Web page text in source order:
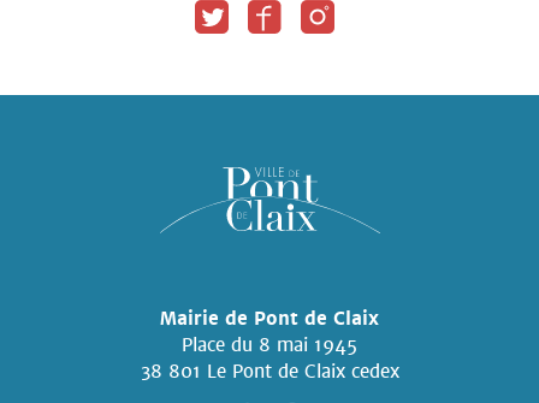
Mairie de Pont de Claix
Place du 8 mai 1945
38 801 Le Pont de Claix cedex